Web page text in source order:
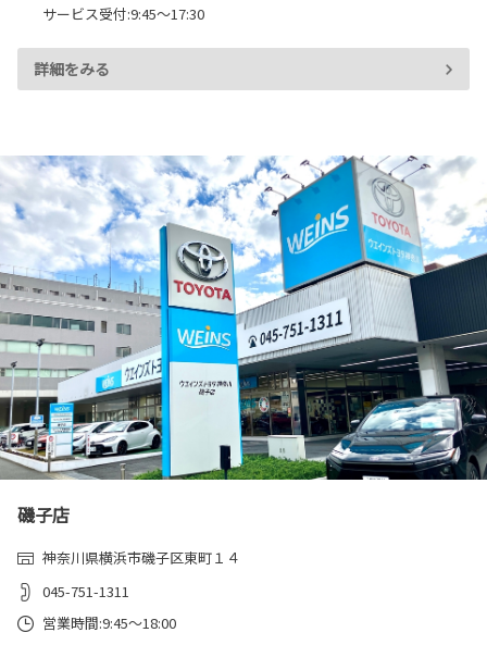
サービス受付:9:45～17:30
詳細をみる
磯子店
神奈川県横浜市磯子区東町１４
045-751-1311
営業時間:9:45～18:00